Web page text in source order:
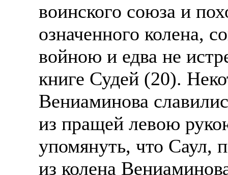
воинского союза и
означенного колена,
войною и едва не
книге Судей (20).
Вениаминова
из пращей левою
упомянуть, что Саул,
из колена